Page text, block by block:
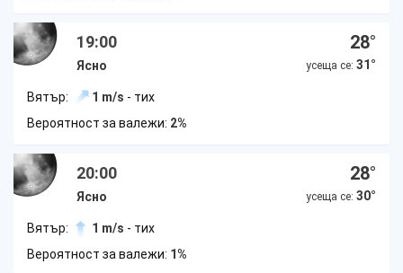
19:00
Ясно
28°
усеща се: 31 °
Вятър: 1 m/s - тих
Вероятност за валежи: 2%
20:00
Ясно
28°
усеща се: 30°
Вятър: 1 m/s - тих
Вероятност за валежи: 1%